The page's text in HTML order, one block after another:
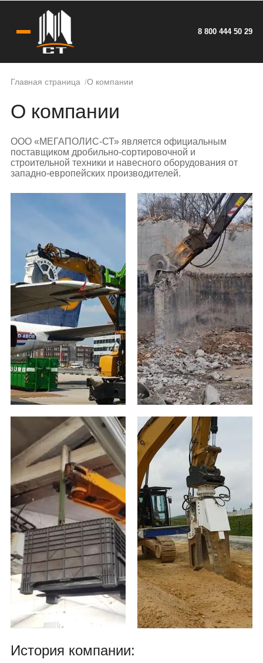
8 800 444 50 29
Главная страница О компании
О компании
ООО «МЕГАПОЛИС-СТ» является официальным
поставщиком дробильно-сортировочной и
строительной техники и навесного оборудования от
западно-европейских производителей.
История компании: